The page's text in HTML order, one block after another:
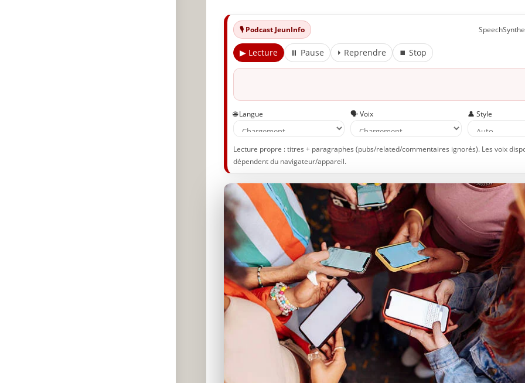
🎙️ Podcast JeunInfo
▶ Lecture ⏸ Pause ⏵ Reprendre ⏹ Stop
🌐 Langue 🗣️ Voix 👤 Style
Lecture propre : titres + paragraphes (pubs/related/commentaires ignorés). Les voix
dépendent du navigateur/appareil.